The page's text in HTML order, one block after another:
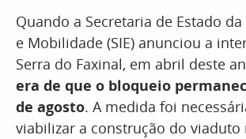
Quando a Secretaria de Estado
e Mobilidade (SIE) anunciou a
Serra do Faxinal, em abril deste
era de que o bloqueio
de agosto. A medida foi
viabilizar a construção do